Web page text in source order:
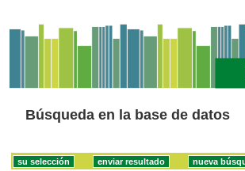
Búsqueda en la base de datos